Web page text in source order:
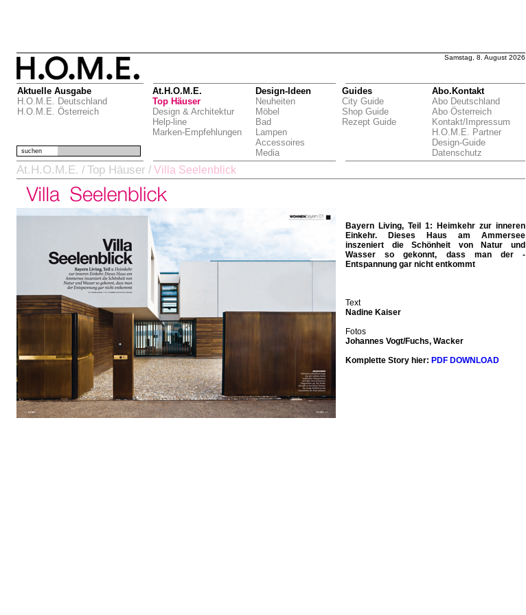
Samstag, 8. August 2026
Aktuelle Ausgabe
H.O.M.E. Deutschland
H.O.M.E. Österreich
At.H.O.M.E.
Top Häuser
Design & Architektur
Help-line
Marken-Empfehlungen
Design-Ideen
Neuheiten
Möbel
Bad
Lampen
Accessoires
Media
Guides
City Guide
Shop Guide
Rezept Guide
Abo.Kontakt
Abo Deutschland
Abo Österreich
Kontakt/Impressum
H.O.M.E. Partner
Design-Guide
Datenschutz
suchen
At.H.O.M.E. / Top Häuser / Villa Seelenblick
Bayern Living, Teil 1: Heimkehr zur inneren
Einkehr. Dieses Haus am Ammersee
inszeniert die Schönheit von Natur und
Wasser so gekonnt, dass man der ­
Entspannung gar nicht ­entkommt
Text
Nadine Kaiser
Fotos
Johannes Vogt/Fuchs, Wacker
Komplette Story hier: PDF DOWNLOAD